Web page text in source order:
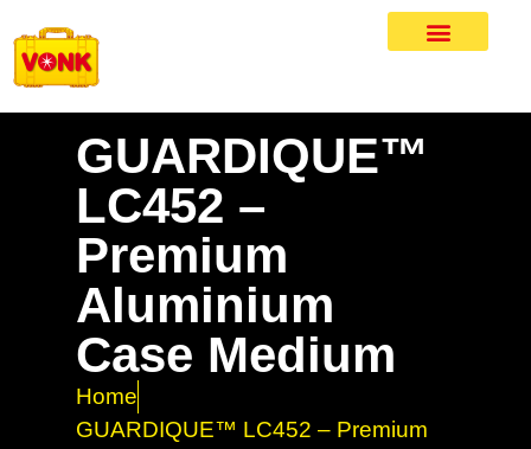
GUARDIQUE™
LC452 –
Premium
Aluminium
Case Medium
Home
GUARDIQUE™ LC452 – Premium